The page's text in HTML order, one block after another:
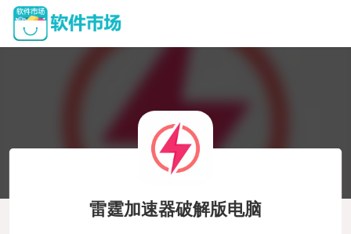
雷霆加速器破解版电脑